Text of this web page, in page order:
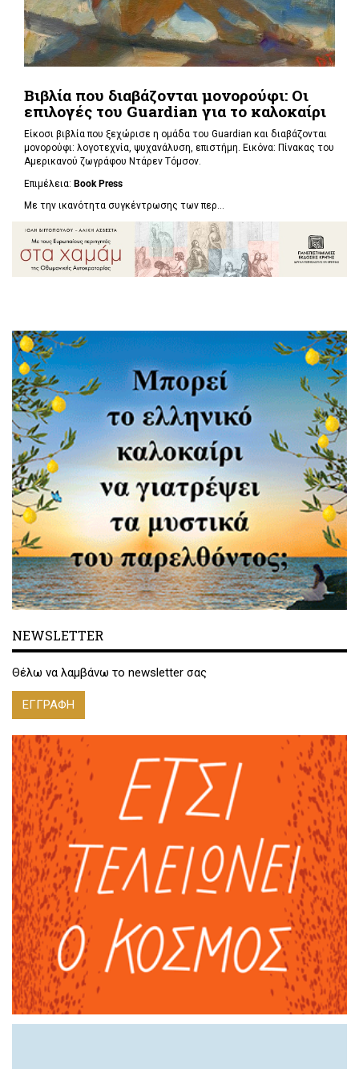
Βιβλία που διαβάζονται μονορούφι: Οι
επιλογές του Guardian για το καλοκαίρι
Είκοσι βιβλία που ξεχώρισε η ομάδα του Guardian και διαβάζονται
μονορούφι: λογοτεχνία, ψυχανάλυση, επιστήμη. Εικόνα: Πίνακας του
Αμερικανού ζωγράφου Ντάρεν Τόμσον.
Επιμέλεια: Book Press
Με την ικανότητα συγκέντρωσης των περ...
NEWSLETTER
Θέλω να λαμβάνω το newsletter σας
ΕΓΓΡΑΦΗ